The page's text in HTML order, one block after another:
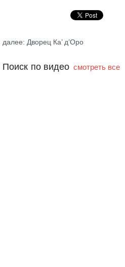
далее: Дворец Ка’ д’Оро
Поиск по видео смотреть все